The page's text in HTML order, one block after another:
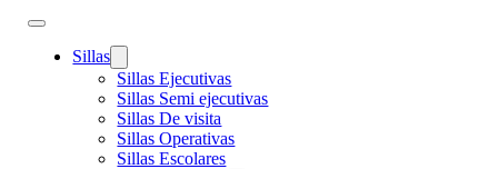
Sillas
Sillas Ejecutivas
Sillas Semi ejecutivas
Sillas De visita
Sillas Operativas
Sillas Escolares